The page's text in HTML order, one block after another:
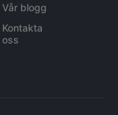
Vår blogg
Kontakta
oss